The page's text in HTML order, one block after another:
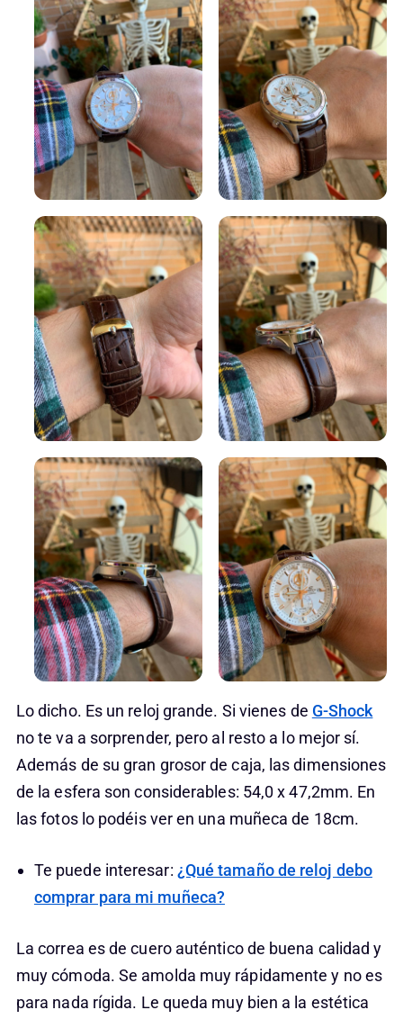
Lo dicho. Es un reloj grande. Si vienes de G-Shock
no te va a sorprender, pero al resto a lo mejor sí.
Además de su gran grosor de caja, las dimensiones
de la esfera son considerables: 54,0 x 47,2mm. En
las fotos lo podéis ver en una muñeca de 18cm.
Te puede interesar: ¿Qué tamaño de reloj debo
comprar para mi muñeca?
La correa es de cuero auténtico de buena calidad y
muy cómoda. Se amolda muy rápidamente y no es
para nada rígida. Le queda muy bien a la estética